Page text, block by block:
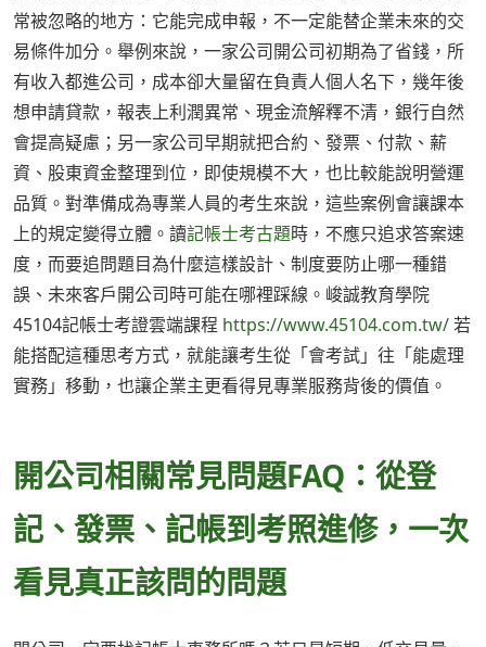
常被忽略的地方：它能完成申報，不一定能替企業未來的交
易條件加分。舉例來說，一家公司開公司初期為了省錢，所
有收入都進公司，成本卻大量留在負責人個人名下，幾年後
想申請貸款，報表上利潤異常、現金流解釋不清，銀行自然
會提高疑慮；另一家公司早期就把合約、發票、付款、薪
資、股東資金整理到位，即使規模不大，也比較能說明營運
品質。對準備成為專業人員的考生來說，這些案例會讓課本
上的規定變得立體。讀記帳士考古題時，不應只追求答案速
度，而要追問題目為什麼這樣設計、制度要防止哪一種錯
誤、未來客戶開公司時可能在哪裡踩線。峻誠教育學院
45104記帳士考證雲端課程 https://www.45104.com.tw/若
能搭配這種思考方式，就能讓考生從「會考試」往「能處理
實務」移動，也讓企業主更看得見專業服務背後的價值。
開公司相關常見問題FAQ：從登
記、發票、記帳到考照進修，一次
看見真正該問的問題